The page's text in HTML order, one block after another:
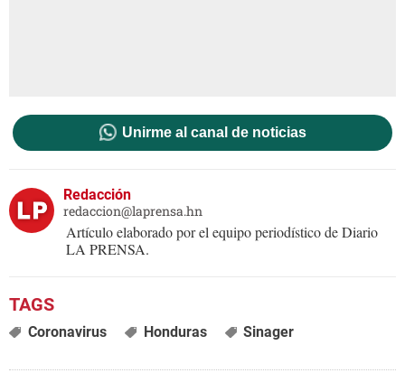
Unirme al canal de noticias
Redacción
redaccion@laprensa.hn
Artículo elaborado por el equipo periodístico de Diario
LA PRENSA.
Coronavirus Honduras Sinager